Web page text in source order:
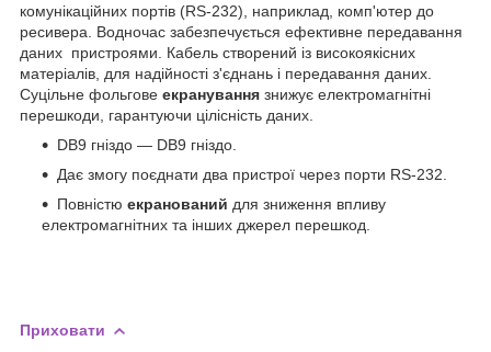
комунікаційних портів (RS-232), наприклад, комп'ютер до
ресивера. Водночас забезпечується ефективне передавання
даних пристроями. Кабель створений із високоякісних
матеріалів, для надійності з'єднань і передавання даних.
Суцільне фольгове екранування знижує електромагнітні
перешкоди, гарантуючи цілісність даних.
DB9 гніздо — DB9 гніздо.
Дає змогу поєднати два пристрої через порти RS-232.
Повністю екранований для зниження впливу
електромагнітних та інших джерел перешкод.
Приховати